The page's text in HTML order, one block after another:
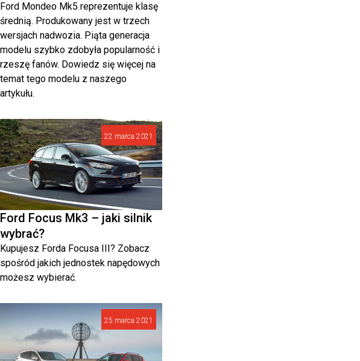
Ford Mondeo Mk5 reprezentuje klasę
średnią. Produkowany jest w trzech
wersjach nadwozia. Piąta generacja
modelu szybko zdobyła popularność i
rzeszę fanów. Dowiedz się więcej na
temat tego modelu z naszego
artykułu.
22 marca 2021
Ford Focus Mk3 – jaki silnik
wybrać?
Kupujesz Forda Focusa III? Zobacz
spośród jakich jednostek napędowych
możesz wybierać.
25 marca 2021